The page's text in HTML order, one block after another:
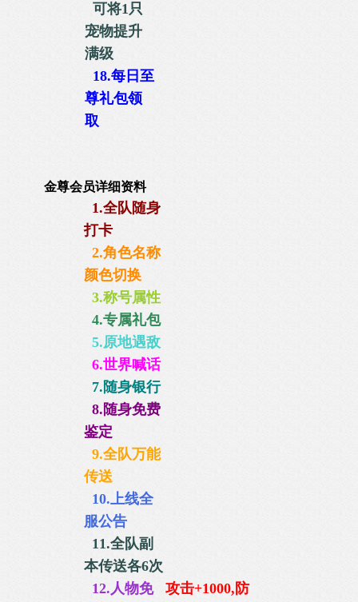
可将1只
宠物提升
满级
18.每日至
尊礼包领
取
金尊会员详细资料
1.全队随身
打卡
2.角色名称
颜色切换
3.称号属性
4.专属礼包
5.原地遇敌
6.世界喊话
7.随身银行
8.随身免费
鉴定
9.全队万能
传送
10.上线全
服公告
11.全队副
本传送各6次
12.人物免
攻击+1000,防